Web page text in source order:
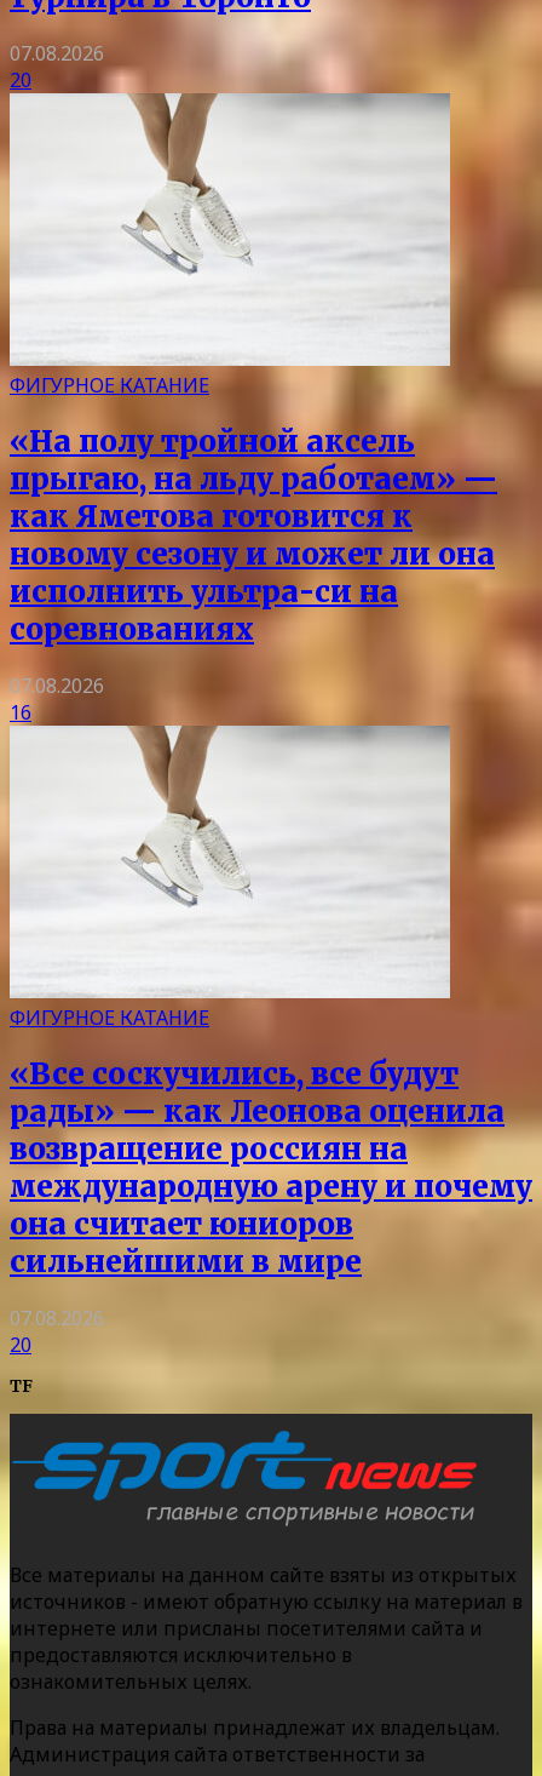
07.08.2026
20
ФИГУРНОЕ КАТАНИЕ
«На полу тройной аксель
прыгаю, на льду работаем» —
как Яметова готовится к
новому сезону и может ли она
исполнить ультра-си на
соревнованиях
07.08.2026
16
ФИГУРНОЕ КАТАНИЕ
«Все соскучились, все будут
рады» — как Леонова оценила
возвращение россиян на
международную арену и почему
она считает юниоров
сильнейшими в мире
07.08.2026
20
TF
Все материалы на данном сайте взяты из открытых
источников - имеют обратную ссылку на материал в
интернете или присланы посетителями сайта и
предоставляются исключительно в
ознакомительных целях.
Права на материалы принадлежат их владельцам.
Администрация сайта ответственности за